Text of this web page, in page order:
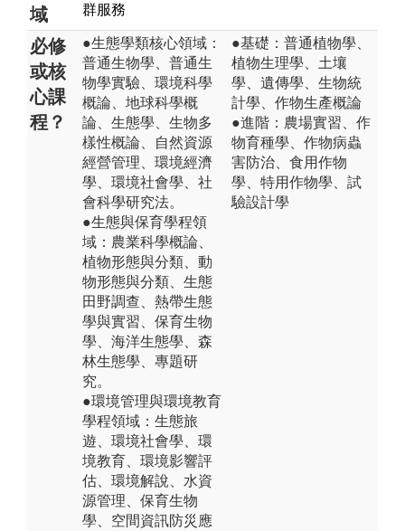
域
群服務
必修
或核
心課
程？
●生態學類核心領域：
普通生物學、普通生
物學實驗、環境科學
概論、地球科學概
論、生態學、生物多
樣性概論、自然資源
經營管理、環境經濟
學、環境社會學、社
會科學研究法。
●生態與保育學程領
域：農業科學概論、
植物形態與分類、動
物形態與分類、生態
田野調查、熱帶生態
學與實習、保育生物
學、海洋生態學、森
林生態學、專題研
究。
●環境管理與環境教育
學程領域：生態旅
遊、環境社會學、環
境教育、環境影響評
估、環境解說、水資
源管理、保育生物
學、空間資訊防災應
●基礎：普通植物學、
植物生理學、土壤
學、遺傳學、生物統
計學、作物生產概論
●進階：農場實習、作
物育種學、作物病蟲
害防治、食用作物
學、特用作物學、試
驗設計學